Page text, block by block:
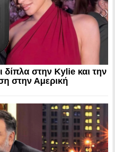
στην Kylie και την
στην Αμερική